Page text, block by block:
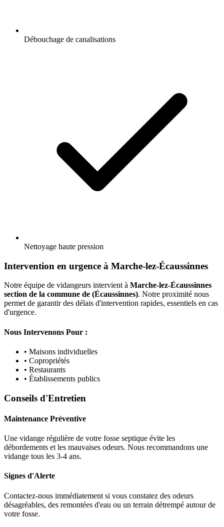
Débouchage de canalisations
Nettoyage haute pression
Intervention en urgence à Marche-lez-Écaussinnes
Notre équipe de vidangeurs intervient à Marche-lez-Écaussinnes
section de la commune de (Écaussinnes). Notre proximité nous
permet de garantir des délais d'intervention rapides, essentiels en cas
d'urgence.
Nous Intervenons Pour :
• Maisons individuelles
• Copropriétés
• Restaurants
• Établissements publics
Conseils d'Entretien
Maintenance Préventive
Une vidange régulière de votre fosse septique évite les
débordements et les mauvaises odeurs. Nous recommandons une
vidange tous les 3-4 ans.
Signes d'Alerte
Contactez-nous immédiatement si vous constatez des odeurs
désagréables, des remontées d'eau ou un terrain détrempé autour de
votre fosse.